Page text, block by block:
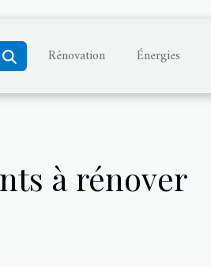
Rénovation Énergies
à rénover